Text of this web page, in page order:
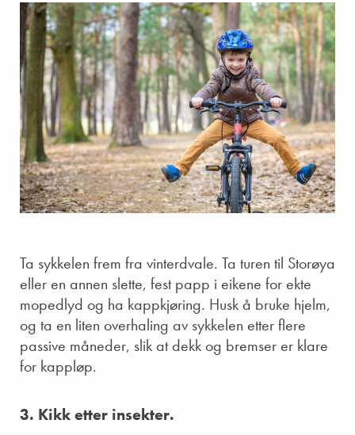
Ta sykkelen frem fra vinterdvale. Ta turen til Storøya
eller en annen slette, fest papp i eikene for ekte
mopedlyd og ha kappkjøring. Husk å bruke hjelm,
og ta en liten overhaling av sykkelen etter flere
passive måneder, slik at dekk og bremser er klare
for kappløp.
3. Kikk etter insekter.